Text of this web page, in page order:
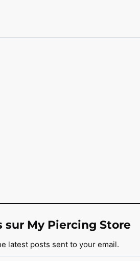
sur My Piercing Store
latest posts sent to your email.